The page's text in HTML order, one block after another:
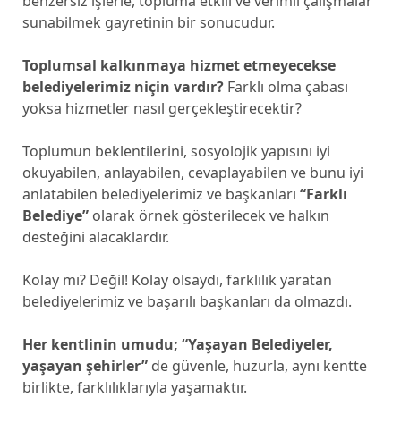
sunabilmek gayretinin bir sonucudur.
Toplumsal kalkınmaya hizmet etmeyecekse
belediyelerimiz niçin vardır? Farklı olma çabası
yoksa hizmetler nasıl gerçekleştirecektir?
Toplumun beklentilerini, sosyolojik yapısını iyi
okuyabilen, anlayabilen, cevaplayabilen ve bunu iyi
anlatabilen belediyelerimiz ve başkanları “Farklı
Belediye”olarak örnek gösterilecek ve halkın
desteğini alacaklardır.
Kolay mı? Değil! Kolay olsaydı, farklılık yaratan
belediyelerimiz ve başarılı başkanları da olmazdı.
Her kentlinin umudu; “Yaşayan Belediyeler,
yaşayan şehirler” de güvenle, huzurla, aynı kentte
birlikte, farklılıklarıyla yaşamaktır.